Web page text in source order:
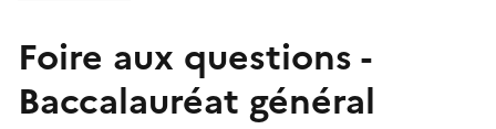
Foire aux questions -
Baccalauréat général